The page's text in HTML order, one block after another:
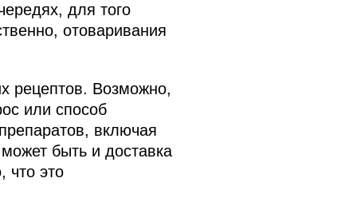
для того
отоваривания
рецептов. Возможно,
или способ
включая
быть и доставка
что это